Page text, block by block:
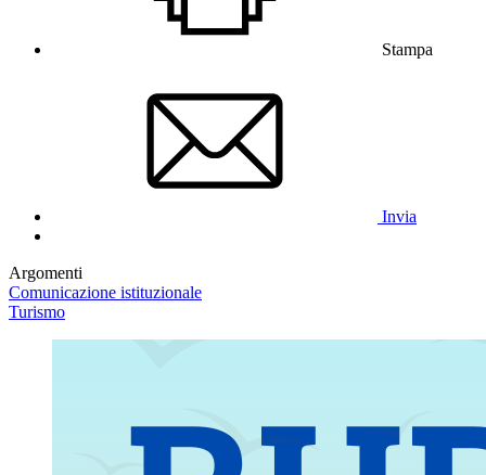
Stampa
Invia
Argomenti
Comunicazione istituzionale
Turismo